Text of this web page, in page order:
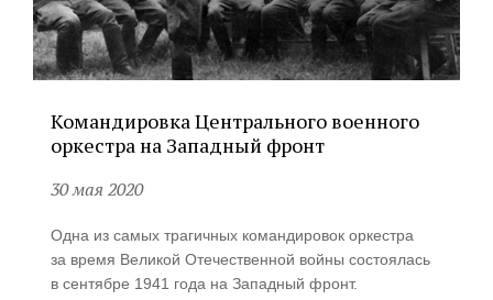
Командировка Центрального военного
оркестра на Западный фронт
30 мая 2020
Одна из самых трагичных командировок оркестра
за время Великой Отечественной войны состоялась
в сентябре 1941 года на Западный фронт.